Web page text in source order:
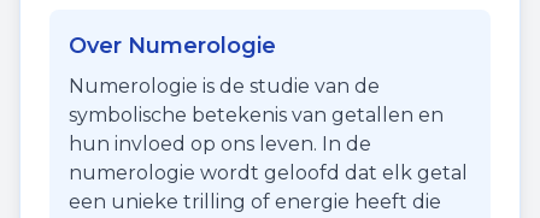
Over Numerologie
Numerologie is de studie van de
symbolische betekenis van getallen en
hun invloed op ons leven. In de
numerologie wordt geloofd dat elk getal
een unieke trilling of energie heeft die